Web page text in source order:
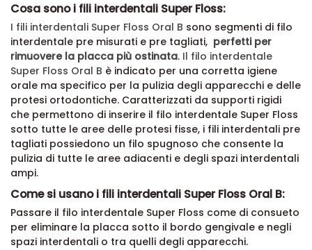
Cosa sono i fili interdentali Super Floss:
I fili interdentali Super Floss Oral B sono segmenti di filo
interdentale pre misurati e pre tagliati, perfetti per
rimuovere la placca più ostinata. Il filo interdentale
Super Floss Oral B è indicato per una corretta igiene
orale ma specifico per la pulizia degli apparecchi e delle
protesi ortodontiche. Caratterizzati da supporti rigidi
che permettono di inserire il filo interdentale Super Floss
sotto tutte le aree delle protesi fisse, i fili interdentali pre
tagliati possiedono un filo spugnoso che consente la
pulizia di tutte le aree adiacenti e degli spazi interdentali
ampi.
Come si usano i fili interdentali Super Floss Oral B:
Passare il filo interdentale Super Floss come di consueto
per eliminare la placca sotto il bordo gengivale e negli
spazi interdentali o tra quelli degli apparecchi.